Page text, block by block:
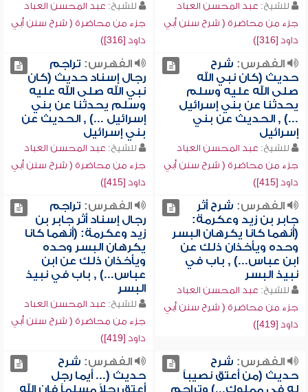
للشيخ: عبد المحسن العباد
جزء من محاضرة ( شرح سنن أبي
داود [316])
للشيخ: عبد المحسن العباد
جزء من محاضرة ( شرح سنن أبي
داود [316])
الفهرس: شرح
حديث (كان نبي الله
صلى الله عليه وسلم
يحدثنا عن بني إسرائيل
...) , الحديث عن بني
إسرائيل
للشيخ: عبد المحسن العباد
جزء من محاضرة ( شرح سنن أبي
داود [415])
الفهرس: تراجم
رجال إسناد حديث (كان
نبي الله صلى الله عليه
وسلم يحدثنا عن بني
إسرائيل ...) , الحديث عن
بني إسرائيل
للشيخ: عبد المحسن العباد
جزء من محاضرة ( شرح سنن أبي
داود [415])
الفهرس: شرح أثر
جابر بن زيد وعكرمة:
(أنهما كانا يكرهان البسر
وحده ويأخذان ذلك عن
ابن عباس...) , باب في
نبيذ البسر
للشيخ: عبد المحسن العباد
جزء من محاضرة ( شرح سنن أبي
داود [419])
الفهرس: تراجم
رجال إسناد أثر جابر بن
زيد وعكرمة: (أنهما كانا
يكرهان البسر وحده
ويأخذان ذلك عن ابن
عباس...) , باب في نبيذ
البسر
للشيخ: عبد المحسن العباد
جزء من محاضرة ( شرح سنن أبي
داود [419])
الفهرس: شرح
حديث (من أعتق نصيباً
له في مملوك...) وتراجم
الفهرس: شرح
حديث (... أيما رجل
أعتق رجلاً مسلماً فإن الله